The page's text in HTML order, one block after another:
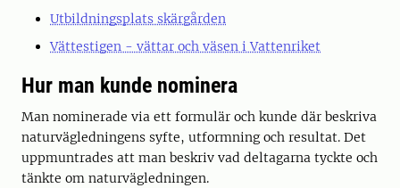
Utbildningsplats skärgården
Vättestigen - vättar och väsen i Vattenriket
Hur man kunde nominera
Man nominerade via ett formulär och kunde där beskriva
naturvägledningens syfte, utformning och resultat. Det
uppmuntrades att man beskriv vad deltagarna tyckte och
tänkte om naturvägledningen.